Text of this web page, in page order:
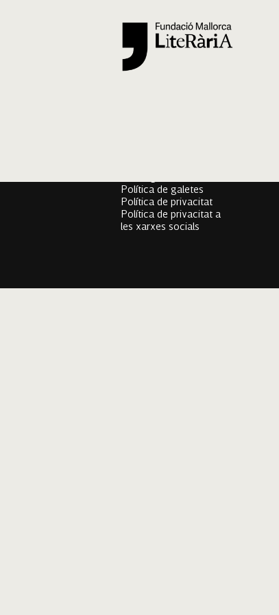
Política de galetes
Política de privacitat
Política de privacitat a
les xarxes socials